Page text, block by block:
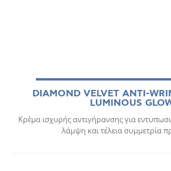
DIAMOND VELVET ANTI-
LUMINOUS
Κρέμα ισχυρής αντιγήρανσης για
λάμψη και τέλεια συμμετρία